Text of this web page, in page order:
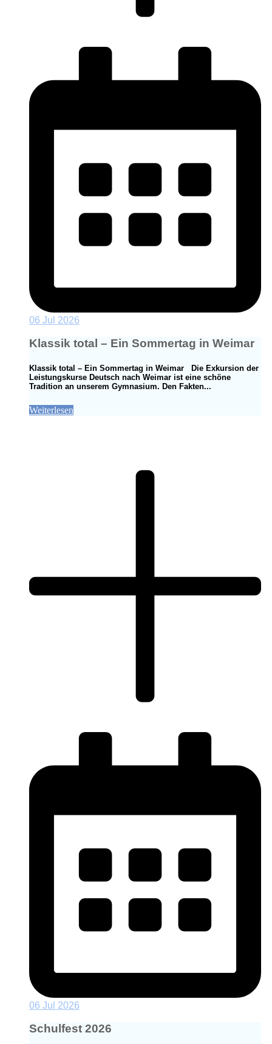
06 Jul 2026
Klassik total – Ein Sommertag in Weimar
Klassik total – Ein Sommertag in Weimar Die Exkursion der
Leistungskurse Deutsch nach Weimar ist eine schöne
Tradition an unserem Gymnasium. Den Fakten...
Weiterlesen
06 Jul 2026
Schulfest 2026